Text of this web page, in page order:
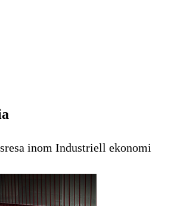
inom Industriell ekonomi